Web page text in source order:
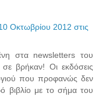
Οκτωβρίου 2012 στις
στα newsletters του
βρήκαν! Οι εκδόσεις
που προφανώς δεν
βιβλίο με το σήμα του